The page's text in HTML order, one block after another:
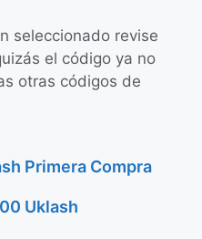
seleccionado revise
el código ya no
otras códigos de
Primera Compra
Uklash